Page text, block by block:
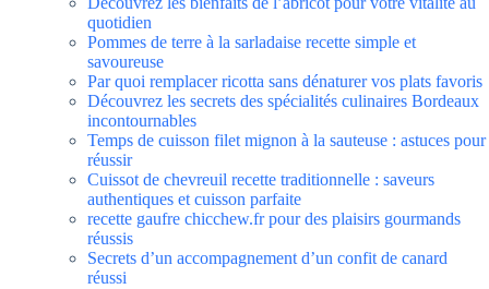
quotidien
Pommes de terre à la sarladaise recette simple et
savoureuse
Par quoi remplacer ricotta sans dénaturer vos plats favoris
Découvrez les secrets des spécialités culinaires Bordeaux
incontournables
Temps de cuisson filet mignon à la sauteuse : astuces pour
réussir
Cuissot de chevreuil recette traditionnelle : saveurs
authentiques et cuisson parfaite
recette gaufre chicchew.fr pour des plaisirs gourmands
réussis
Secrets d’un accompagnement d’un confit de canard
réussi